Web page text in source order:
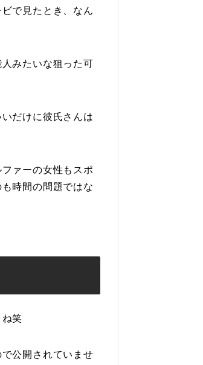
で見たとき、なん
みたいな狙った可
だけに彼氏さんは
ァーの女性もスポ
時間の問題ではな
笑
公開されていませ